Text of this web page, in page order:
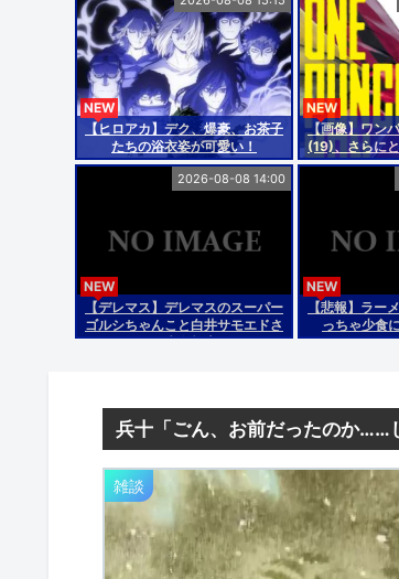
【ヒロアカ】デク、爆豪、お茶子
たちの浴衣姿が可愛い！
NEW
【画像】ワン
(19)、さらに
る
NEW
【デレマス】デレマスのスーパー
ゴルシちゃんこと白井サモエドさ
ん生存報告
NEW
2026-08-08 14:00
【悲報】ラー
っちゃ少食
NEW
兵十「ごん、お前だったのか……
雑談